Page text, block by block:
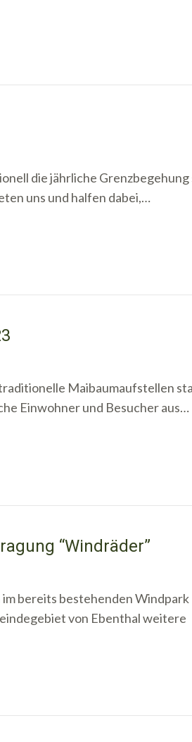
die jährliche
uns und halfen dabei,…
Maibaumaufstellen
Einwohner und Besucher aus…
“Windräder”
bereits bestehenden Windpark
von Ebenthal weitere